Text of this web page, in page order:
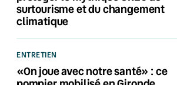
surtourisme et du changement
climatique
ENTRETIEN
«On joue avec notre santé» : ce